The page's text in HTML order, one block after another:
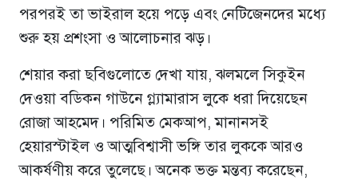
পরপরই তা ভাইরাল হয়ে পড়ে এবং নেটিজেনদের মধ্যে
শুরু হয় প্রশংসা ও আলোচনার ঝড়।
শেয়ার করা ছবিগুলোতে দেখা যায়, ঝলমলে সিকুইন
দেওয়া বডিকন গাউনে গ্ল্যামারাস লুকে ধরা দিয়েছেন
রোজা আহমেদ। পরিমিত মেকআপ, মানানসই
হেয়ারস্টাইল ও আত্মবিশ্বাসী ভঙ্গি তার লুককে আরও
আকর্ষণীয় করে তুলেছে। অনেক ভক্ত মন্তব্য করেছেন,